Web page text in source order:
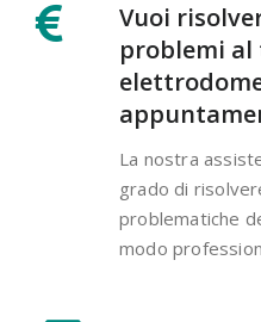
Vuoi
problemi al
La nostra
grado di
problematiche
modo